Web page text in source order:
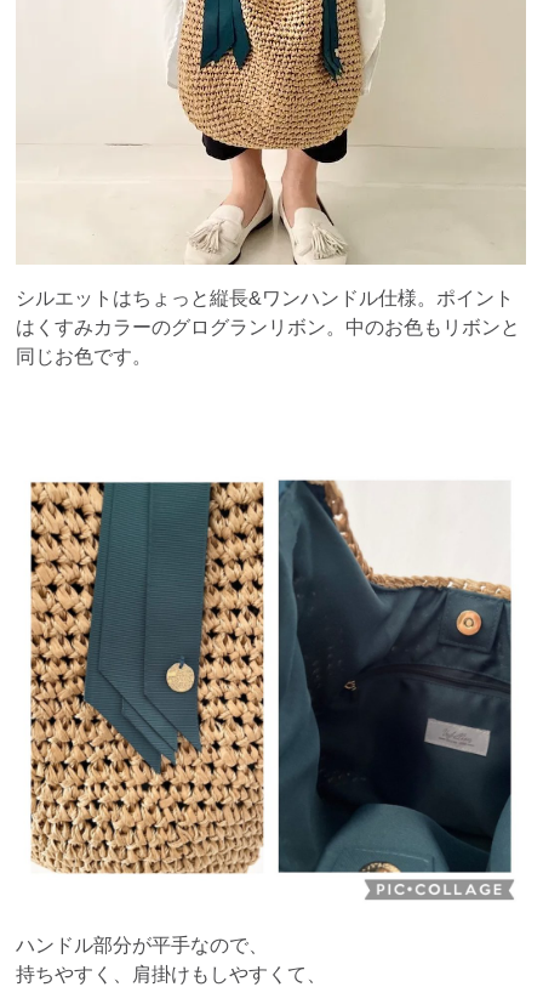
シルエットはちょっと縦長&ワンハンドル仕様。ポイント
はくすみカラーのグログランリボン。中のお色もリボンと
同じお色です。
ハンドル部分が平手なので、
持ちやすく、肩掛けもしやすくて、